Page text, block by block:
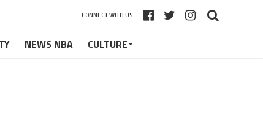
CONNECT WITH US
NEWS NBA CULTURE